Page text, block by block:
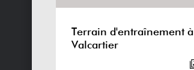
Terrain d'entraînement à
Valcartier